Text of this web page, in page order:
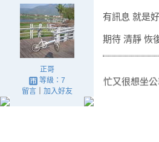
正哥
等級：7
留言｜ 加入好友
有訊息 就是
期待 清靜 恢
很忙又很想坐公車的